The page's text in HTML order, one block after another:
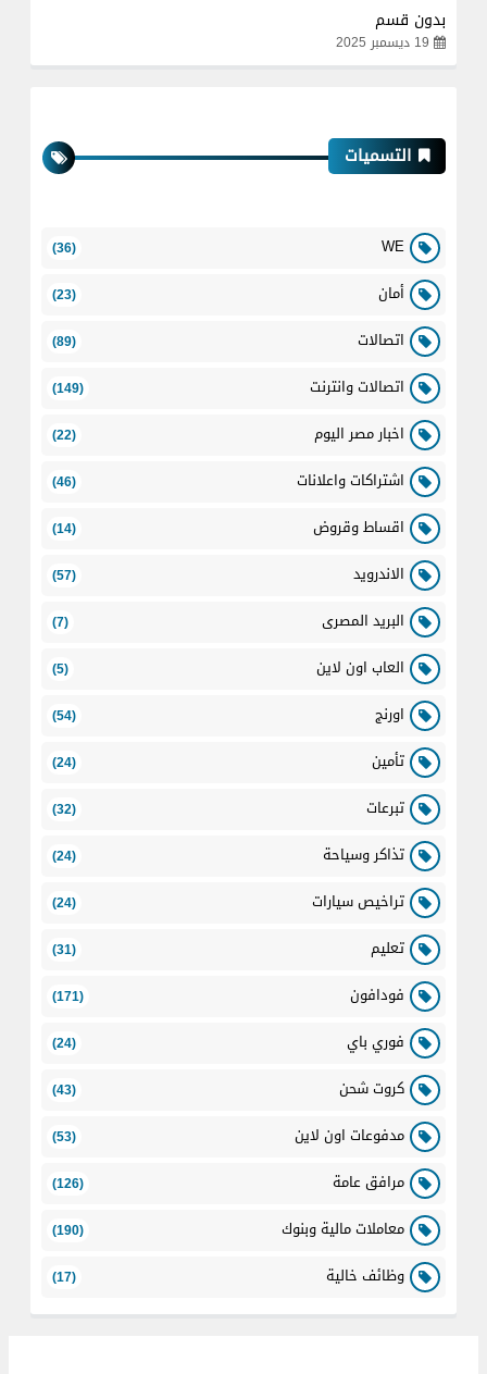
بدون قسم
19 ديسمبر 2025
التسميات
WE
(36)
أمان (23)
اتصالات (89)
اتصالات وانترنت (149)
اخبار مصر اليوم (22)
اشتراكات واعلانات (46)
اقساط وقروض (14)
الاندرويد (57)
البريد المصرى (7)
العاب اون لاين (5)
اورنج (54)
تأمين (24)
تبرعات (32)
تذاكر وسياحة (24)
تراخيص سيارات (24)
تعليم (31)
فودافون (171)
فوري باي (24)
كروت شحن (43)
مدفوعات اون لاين (53)
مرافق عامة (126)
معاملات مالية وبنوك (190)
وظائف خالية (17)